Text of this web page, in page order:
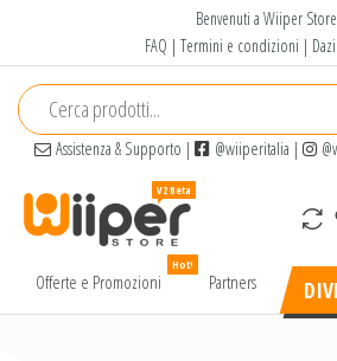
contenuto
Benvenuti a Wiiper Store
FAQ | Termini e condizioni |
Assistenza & Supporto | @wiiperitalia |
alta
Offerte e Promozioni
Hot!
Partners